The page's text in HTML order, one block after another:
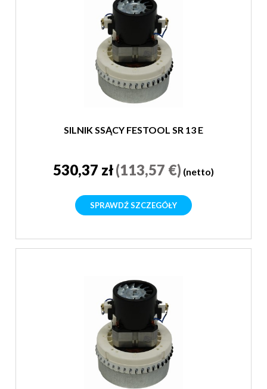
SILNIK SSĄCY FESTOOL SR 13 E
530,37 zł(113,57 €) (netto)
SPRAWDŹ SZCZEGÓŁY